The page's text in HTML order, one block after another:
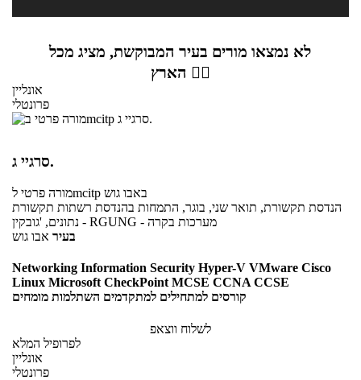
לא נמצאו מורים בעיר המבוקשת, מציג מכל
הארץ 👇🏼
אונליין
פרונטלי
סרגיי ג.
מורה פרטילmcitp באבו גוש
הנדסת תקשורת, תואר שני, בוגר, התמחות בהנדסת רשתות תקשורת
נתונים, 'גובקין - RGUNG - מערכות בקרה
בעיר אבו גוש
Networking Information Security Hyper-V VMware Cisco
Linux Microsoft CheckPoint MCSE CCNA CCSE
קורסים למתחילים למתקדמים השתלמות מומחים
לשלוח ווצאפ
לפרופיל המלא
אונליין
פרונטלי